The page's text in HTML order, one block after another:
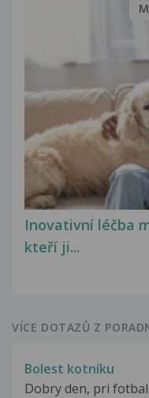
Inovativní léčba
kteří ji...
VÍCE DOTAZŮ Z
Bolest kotníku
Dobry den, pri